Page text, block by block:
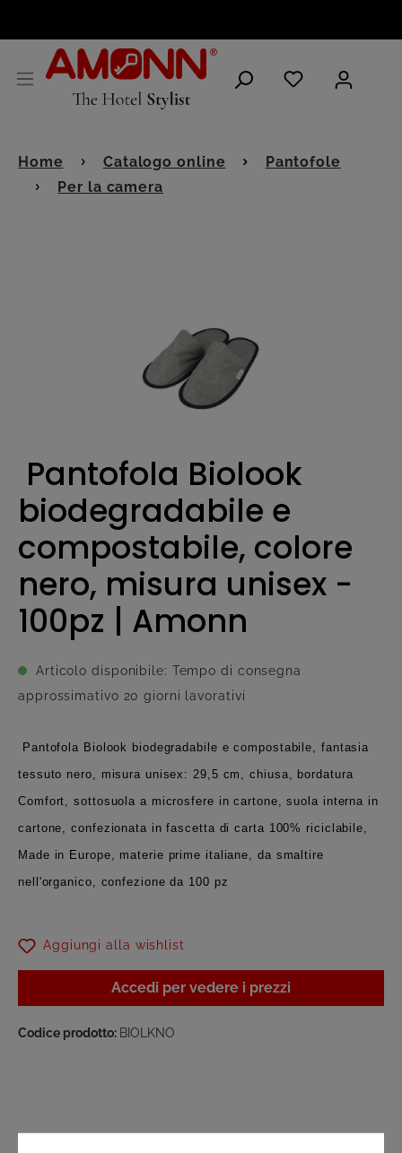
Home Catalogo online
Pantofole
Per la camera
Pantofola Biolook
biodegradabile e
compostabile, colore
nero, misura unisex -
100pz | Amonn
Articolo disponibile: Tempo di consegna
approssimativo 20 giorni lavorativi
Pantofola Biolook biodegradabile e compostabile, fantasia
tessuto nero, misura unisex: 29,5 cm, chiusa, bordatura
Comfort, sottosuola a microsfere in cartone, suola interna in
cartone, confezionata in fascetta di carta 100% riciclabile,
Made in Europe, materie prime italiane, da smaltire
nell'organico, confezione da 100 pz
Aggiungi alla wishlist
Accedi per vedere i prezzi
Codice prodotto: BIOLKNO